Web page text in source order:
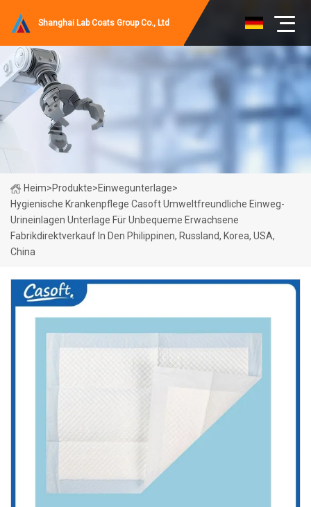
Shanghai Lab Coats Group Co., Ltd
Heim>Produkte>Einwegunterlage>
Hygienische Krankenpflege Casoft Umweltfreundliche Einweg-
Urineinlagen Unterlage Für Unbequeme Erwachsene
Fabrikdirektverkauf In Den Philippinen, Russland, Korea, USA,
China